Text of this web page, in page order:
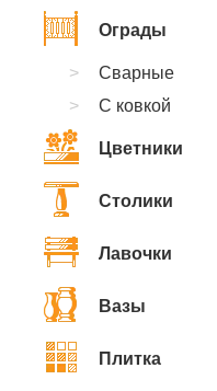
Ограды
Сварные
С ковкой
Цветники
Столики
Лавочки
Вазы
Плитка